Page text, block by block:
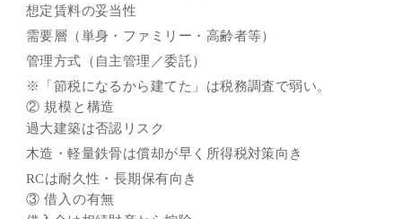
想定賃料の妥当性
需要層（単身・ファミリー・高齢者等）
管理方式（自主管理／委託）
※「節税になるから建てた」は税務調査で弱い。
② 規模と構造
過大建築は否認リスク
木造・軽量鉄骨は償却が早く所得税対策向き
RCは耐久性・長期保有向き
③ 借入の有無